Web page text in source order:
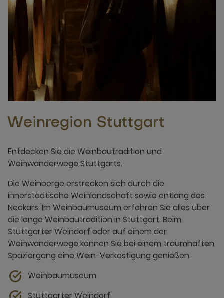
Weinregion Stuttgart
Entdecken Sie die Weinbautradition und
Weinwanderwege Stuttgarts.
Die Weinberge erstrecken sich durch die
innerstädtische Weinlandschaft sowie entlang des
Neckars. Im Weinbaumuseum erfahren Sie alles über
die lange Weinbautradition in Stuttgart. Beim
Stuttgarter Weindorf oder auf einem der
Weinwanderwege können Sie bei einem traumhaften
Spaziergang eine Wein-Verköstigung genießen.
Weinbaumuseum